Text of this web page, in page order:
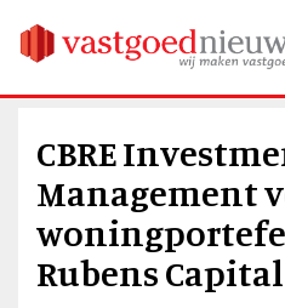
CBRE
Management
Rubens